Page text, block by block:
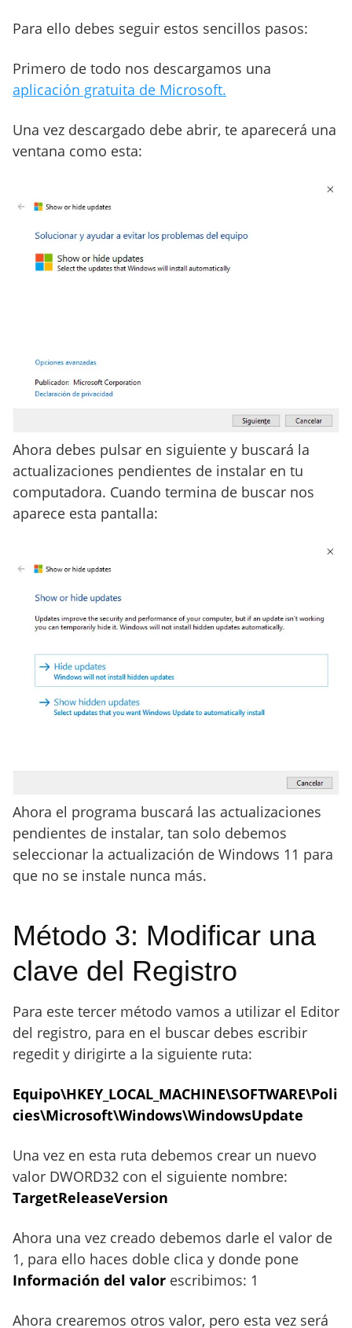
Para ello debes seguir estos sencillos pasos:
Primero de todo nos descargamos una
aplicación gratuita de Microsoft.
Una vez descargado debe abrir, te aparecerá una
ventana como esta:
Ahora debes pulsar en siguiente y buscará la
actualizaciones pendientes de instalar en tu
computadora. Cuando termina de buscar nos
aparece esta pantalla:
Ahora el programa buscará las actualizaciones
pendientes de instalar, tan solo debemos
seleccionar la actualización de Windows 11 para
que no se instale nunca más.
Método 3: Modificar una
clave del Registro
Para este tercer método vamos a utilizar el Editor
del registro, para en el buscar debes escribir
regedit y dirigirte a la siguiente ruta:
Equipo\HKEY_LOCAL_MACHINE\SOFTWARE\Poli
cies\Microsoft\Windows\WindowsUpdate
Una vez en esta ruta debemos crear un nuevo
valor DWORD32 con el siguiente nombre:
TargetReleaseVersion
Ahora una vez creado debemos darle el valor de
1, para ello haces doble clica y donde pone
Información del valor escribimos: 1
Ahora crearemos otros valor, pero esta vez será